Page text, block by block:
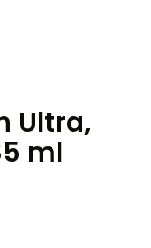
Ultra,
ml